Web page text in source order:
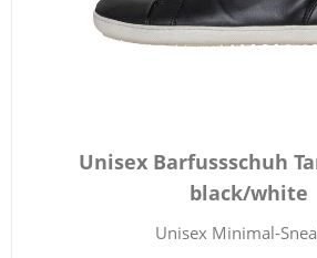
Unisex Barfussschuh
black/white
Unisex Minimal-